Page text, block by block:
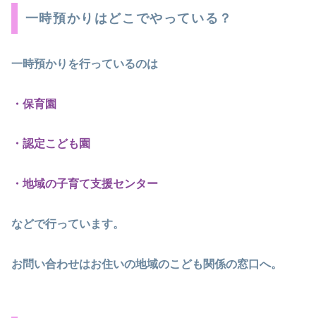
一時預かりはどこでやっている？
一時預かりを行っているのは
・保育園
・認定こども園
・地域の子育て支援センター
などで行っています。
お問い合わせはお住いの地域のこども関係の窓口へ。